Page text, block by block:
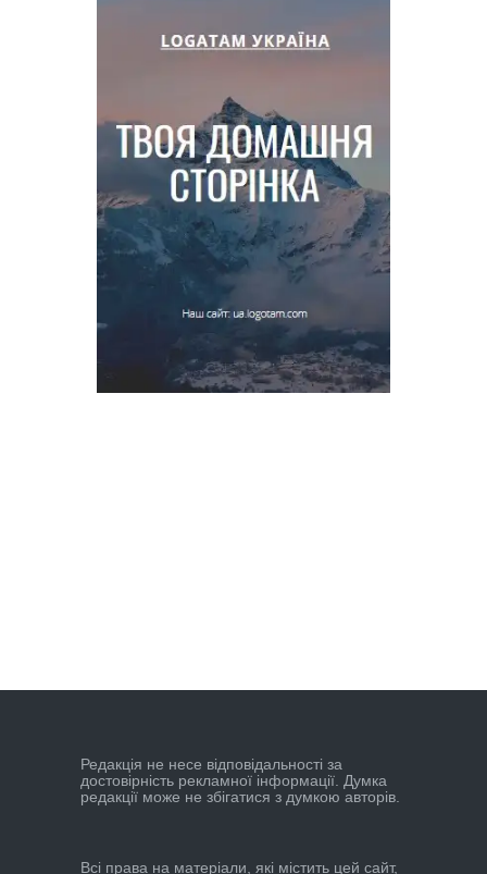
Редакцiя не несе вiдповiдальностi за
достовiрнiсть рекламної iнформацiї. Думка
редакцiї може не збiгатися з думкою авторiв.
Всі права на матеріали, які містить цей сайт,